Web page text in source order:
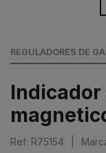
REGULADORES DE
Indicador
Ref: R75154